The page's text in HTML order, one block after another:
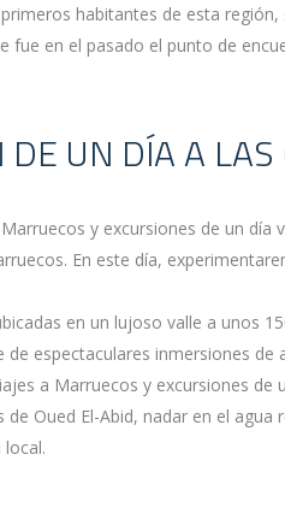
habitantes de esta
fue en el pasado el punto de
DE UN DÍA A
y excursiones de un
En este día,
en un lujoso valle a unos
de espectaculares inmersiones
a Marruecos y excursiones
de Oued El-Abid, nadar en el